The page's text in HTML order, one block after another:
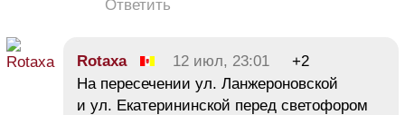
Ответить
Rotaxa 12 июл, 23:01
+2
На пересечении ул. Ланжероновской
и ул. Екатерининской перед светофором